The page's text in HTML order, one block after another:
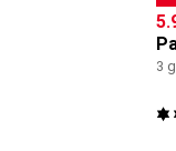
3 g